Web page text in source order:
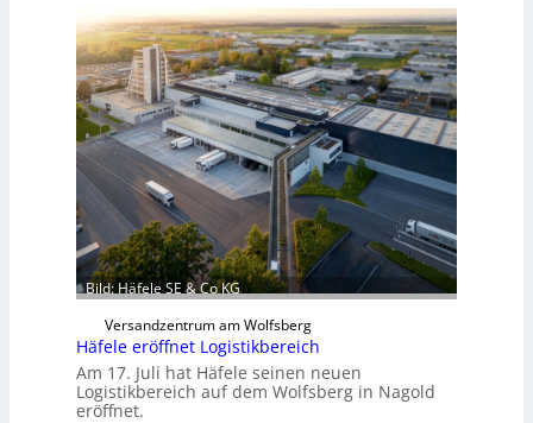
t
s
c
h
i
n
e
n
b
u
d
i
g
i
t
a
i
Bild: Häfele SE & Co KG
Versandzentrum am Wolfsberg
Häfele eröffnet Logistikbereich
Am 17. Juli hat Häfele seinen neuen
Logistikbereich auf dem Wolfsberg in Nagold
eröffnet.